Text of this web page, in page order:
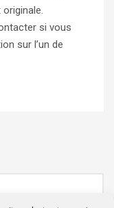
si vous
sur l’un de